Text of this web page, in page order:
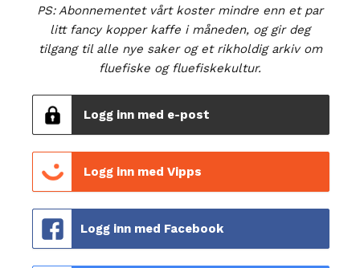
PS: Abonnementet vårt koster mindre enn et par
litt fancy kopper kaffe i måneden, og gir deg
tilgang til alle nye saker og et rikholdig arkiv om
fluefiske og fluefiskekultur.
Logg inn med e-post
Logg inn med Vipps
Logg inn med Facebook